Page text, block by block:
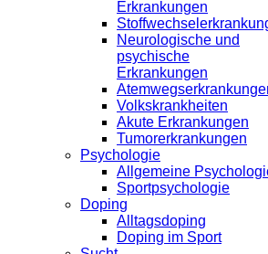
Erkrankungen
Neurologische und
psychische
Erkrankungen
Volkskrankheiten
Akute Erkrankungen
Tumorerkrankungen
Psychologie
Allgemeine
Sportpsychologie
Doping
Alltagsdoping
Doping im Sport